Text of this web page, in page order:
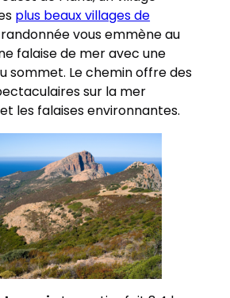
plus beaux villages de
vous emmène au
falaise de mer avec une
sommet. Le chemin offre des
sur la mer
les falaises environnantes.